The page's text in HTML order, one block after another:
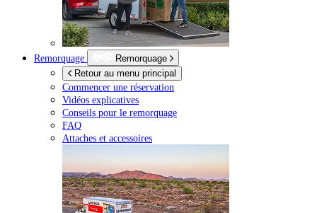
Remorquage
Remorquage
Retour au menu principal
Commencer une réservation
Vidéos explicatives
Conseils pour le remorquage
FAQ
Attaches et accessoires